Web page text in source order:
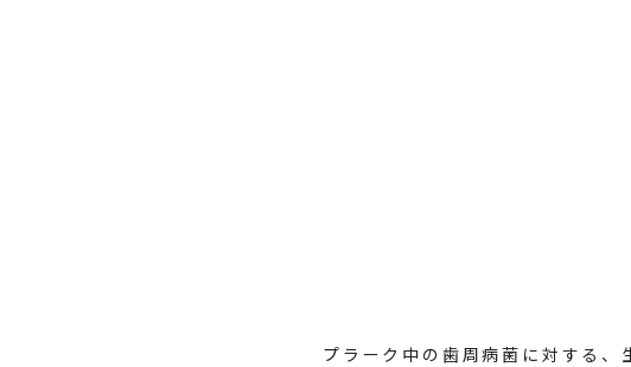
プラーク中の歯周病菌に対する、